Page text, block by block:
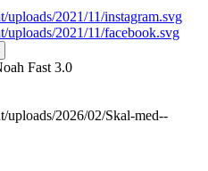
Fast 3.0